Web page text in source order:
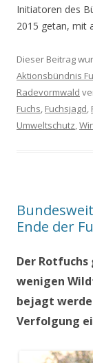
Initiatoren des
2015 getan, mit
Dieser Beitrag
Aktionsbündnis
Radevormwald
Fuchs, Fuchsjagd,
Umweltschutz,
Ende der
Der
wenigen
bejagt
Verfolgung